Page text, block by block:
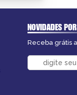
NOVIDADES
Receba grátis